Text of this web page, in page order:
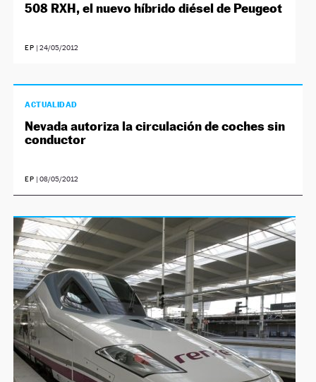
508 RXH, el nuevo híbrido diésel de Peugeot
EP | 24/05/2012
ACTUALIDAD
Nevada autoriza la circulación de coches sin
conductor
EP | 08/05/2012